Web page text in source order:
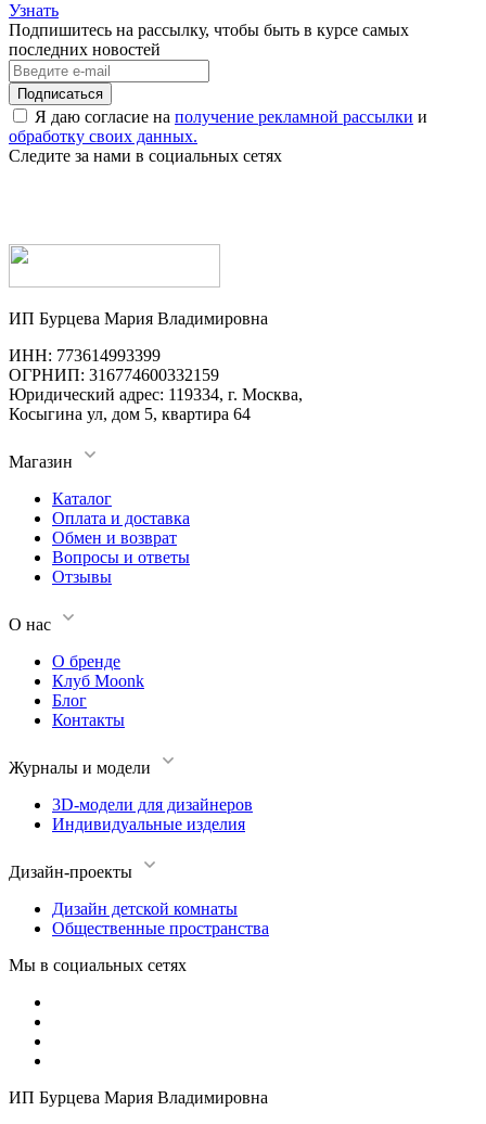
Узнать
Подпишитесь на рассылку, чтобы быть в курсе самых
последних новостей
Я даю согласие на получение рекламной рассылки и
обработку своих данных.
Следите за нами в социальных сетях
ИП Бурцева Мария Владимировна
ИНН: 773614993399
ОГРНИП: 316774600332159
Юридический адрес: 119334, г. Москва,
Косыгина ул, дом 5, квартира 64
Магазин
Каталог
Оплата и доставка
Обмен и возврат
Вопросы и ответы
Отзывы
О нас
О бренде
Клуб Moonk
Блог
Контакты
Журналы и модели
3D-модели для дизайнеров
Индивидуальные изделия
Дизайн-проекты
Дизайн детской комнаты
Общественные пространства
Мы в социальных сетях
ИП Бурцева Мария Владимировна